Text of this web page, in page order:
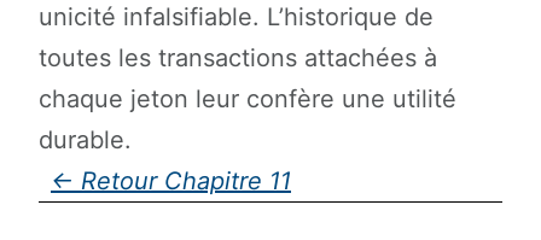
unicité infalsifiable. L’historique de
toutes les transactions attachées à
chaque jeton leur confère une utilité
durable.
Chapitre 11